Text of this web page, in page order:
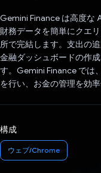
Gemini Finance は高度な
財務データを簡単にクエ
所で完結します。支出の
金融ダッシュボードの作
す。Gemini Finance では
を行い、お金の管理を効率
構成
ウェブ/Chrome